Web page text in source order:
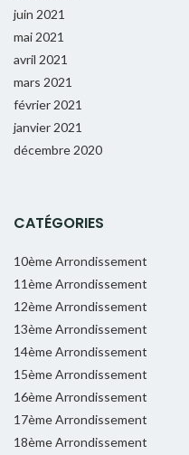
juin 2021
mai 2021
avril 2021
mars 2021
février 2021
janvier 2021
décembre 2020
CATÉGORIES
10ème Arrondissement
11ème Arrondissement
12ème Arrondissement
13ème Arrondissement
14ème Arrondissement
15ème Arrondissement
16ème Arrondissement
17ème Arrondissement
18ème Arrondissement